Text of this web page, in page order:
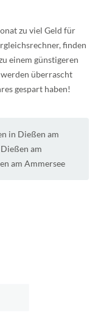
zu viel Geld für
finden
einem günstigeren
überrascht
gespart haben!
in Dießen am
am
am Ammersee